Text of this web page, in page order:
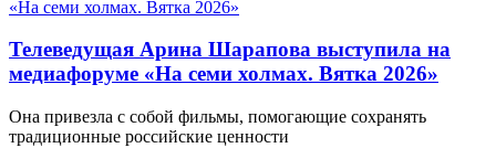
Телеведущая Арина Шарапова выступила на
медиафоруме «На семи холмах. Вятка 2026»
Она привезла с собой фильмы, помогающие сохранять
традиционные российские ценности